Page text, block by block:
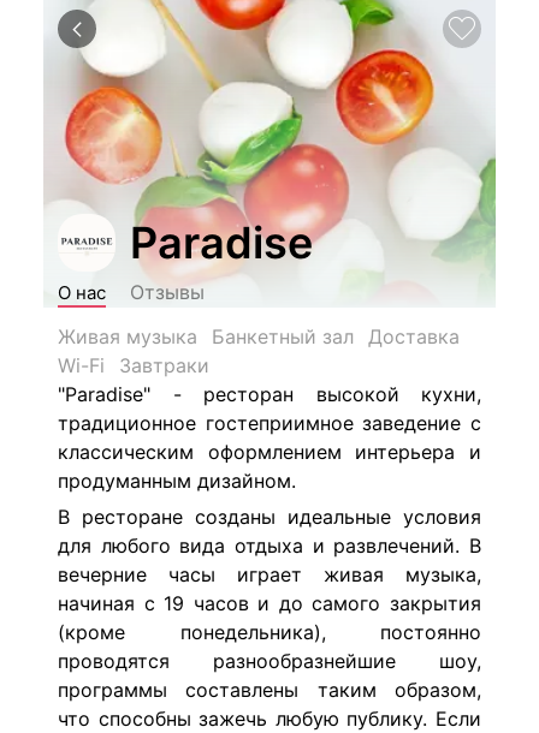
Paradise
О нас
Отзывы
Живая музыка
Банкетный зал
Доставка
Wi-Fi
Завтраки
"Paradise" - ресторан высокой кухни,
традиционное гостеприимное заведение с
классическим оформлением интерьера и
продуманным дизайном.
В ресторане созданы идеальные условия
для любого вида отдыха и развлечений. В
вечерние часы играет живая музыка,
начиная с 19 часов и до самого закрытия
(кроме понедельника), постоянно
проводятся разнообразнейшие шоу,
программы составлены таким образом,
что способны зажечь любую публику. Если